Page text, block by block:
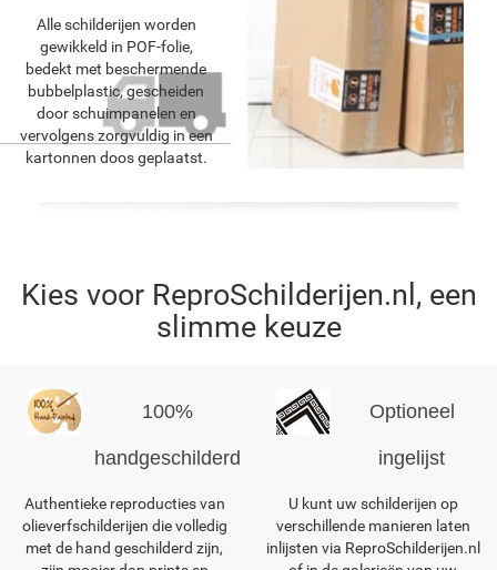
Alle schilderijen worden
gewikkeld in POF-folie,
bedekt met beschermende
bubbelplastic, gescheiden
door schuimpanelen en
vervolgens zorgvuldig in een
kartonnen doos geplaatst.
Kies voor ReproSchilderijen.nl, een
slimme keuze
100%
handgeschilderd
Authentieke reproducties van
olieverfschilderijen die volledig
met de hand geschilderd zijn,
Optioneel
ingelijst
U kunt uw schilderijen op
verschillende manieren laten
inlijsten via ReproSchilderijen.nl